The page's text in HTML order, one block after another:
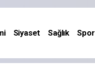
Siyaset Sağlık Spor